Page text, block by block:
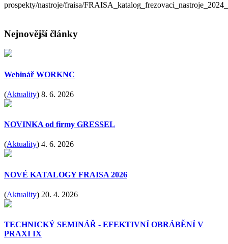
prospekty/nastroje/fraisa/
Nejnovější články
Webinář WORKNC
(Aktuality) 8. 6. 2026
NOVINKA od firmy GRESSEL
(Aktuality) 4. 6. 2026
NOVÉ KATALOGY FRAISA 2026
(Aktuality) 20. 4. 2026
TECHNICKÝ SEMINÁŘ - EFEKTIVNÍ OBRÁBĚNÍ V
PRAXI IX